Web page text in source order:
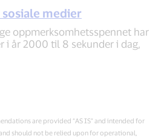
medier
oppmerksomhetsspennet har
i år 2000 til 8 sekunder i dag,
are provided “AS IS” and intended for
should not be relied upon for operational,